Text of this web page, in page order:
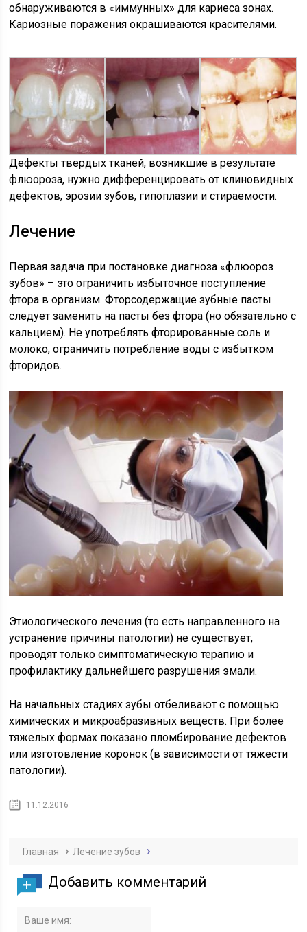
обнаруживаются в «иммунных» для кариеса зонах.
Кариозные поражения окрашиваются красителями.
Дефекты твердых тканей, возникшие в результате
флюороза, нужно дифференцировать от клиновидных
дефектов, эрозии зубов, гипоплазии и стираемости.
Лечение
Первая задача при постановке диагноза «флюороз
зубов» – это ограничить избыточное поступление
фтора в организм. Фторсодержащие зубные пасты
следует заменить на пасты без фтора (но обязательно с
кальцием). Не употреблять фторированные соль и
молоко, ограничить потребление воды с избытком
фторидов.
Этиологического лечения (то есть направленного на
устранение причины патологии) не существует,
проводят только симптоматическую терапию и
профилактику дальнейшего разрушения эмали.
На начальных стадиях зубы отбеливают с помощью
химических и микроабразивных веществ. При более
тяжелых формах показано пломбирование дефектов
или изготовление коронок (в зависимости от тяжести
патологии).
11.12.2016
Главная Лечение зубов
Добавить комментарий